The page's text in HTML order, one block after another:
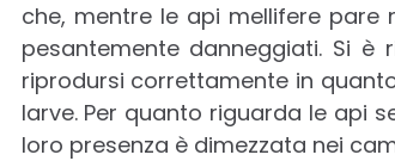
che, mentre le api mellifere
pesantemente danneggiati. Si
riprodursi correttamente in
larve. Per quanto riguarda le api
loro presenza è dimezzata nei